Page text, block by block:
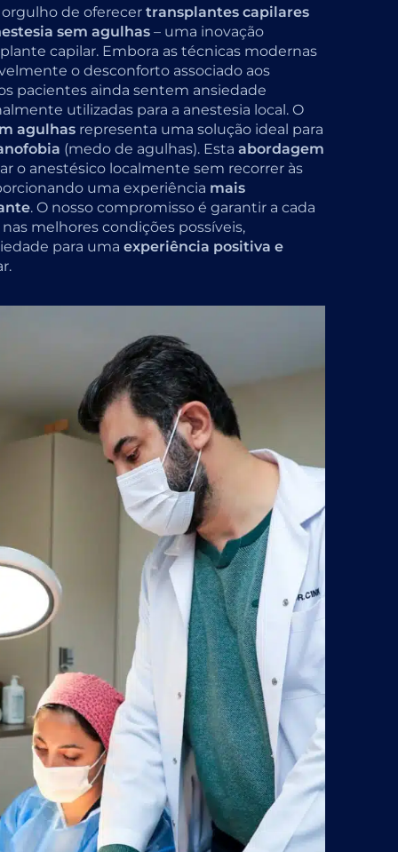
de oferecertransplantes capilares
sem agulhas– uma inovação
capilar. Embora as técnicas modernas
o desconforto associado aos
pacientes ainda sentem ansiedade
utilizadas para a anestesia local. O
agulhas representa uma solução ideal para
(medo de agulhas). Esta abordagem
o anestésico localmente sem recorrer às
uma experiência mais
. O nosso compromisso é garantir a cada
melhores condições possíveis,
para uma experiência positiva e